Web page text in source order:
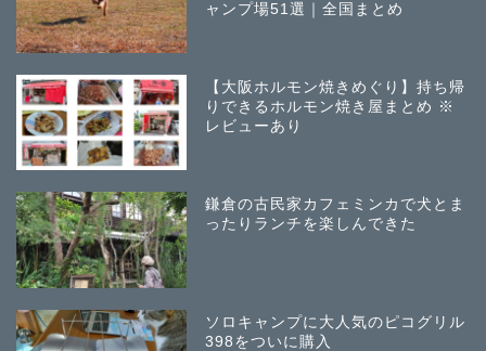
ャンプ場51選｜全国まとめ
【大阪ホルモン焼きめぐり】持ち帰
りできるホルモン焼き屋まとめ ※
レビューあり
鎌倉の古民家カフェミンカで犬とま
ったりランチを楽しんできた
ソロキャンプに大人気のピコグリル
398をついに購入